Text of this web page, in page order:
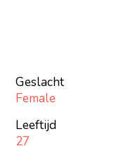
Geslacht
Female
Leeftijd
27